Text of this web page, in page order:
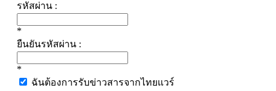
รหัสผ่าน :
*
ยืนยันรหัสผ่าน :
*
ฉันต้องการรับข่าวสารจากไทยแวร์